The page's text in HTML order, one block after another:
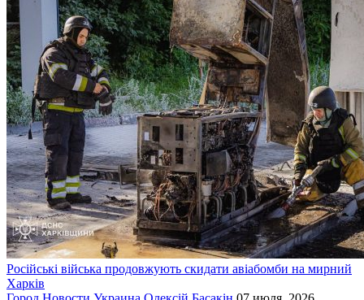
Російські війська продовжують скидати авіабомби на мирний
Харків